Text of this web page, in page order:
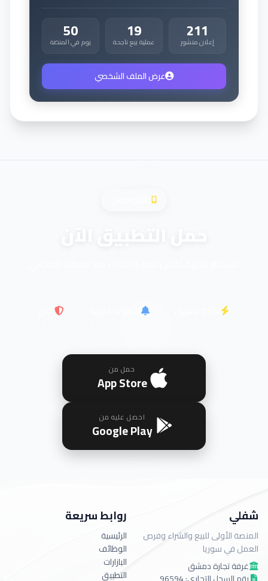
211
إعلان منشور 19
عملية بيع ناجحة 50
يوم في المنصة
عرض الملف الشخصي
حمل التطبيق الآن
حمل من
App Store
احصل عليه من
Google Play
شفلي
المنصة الأولى للبيع والشراء وفرص
العمل في سوريا
غرفة تجارة دمشق
روابط سريعة
الرئيسية
الوظائف
البازارات
التطبيق